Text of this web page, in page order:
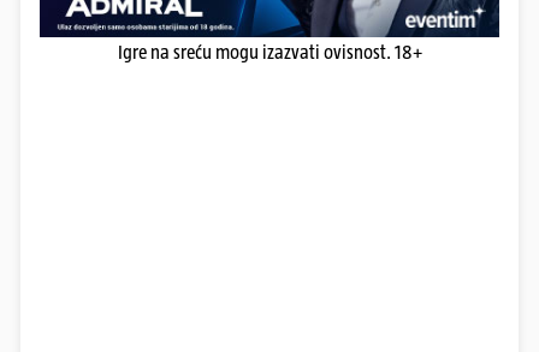
Igre na sreću mogu izazvati ovisnost. 18+